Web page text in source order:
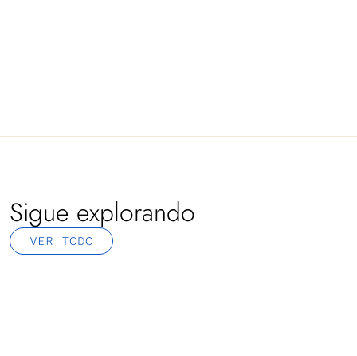
Sigue explorando
VER TODO